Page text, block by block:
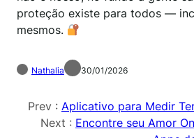
proteção existe para todos —
mesmos.
Nathalia 30/01/2026
Prev : Aplicativo para Medir
Next : Encontre seu Amor